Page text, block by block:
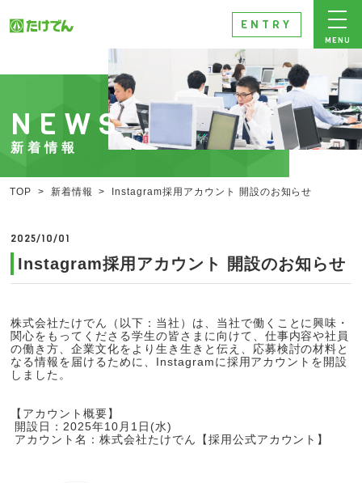
ENTRY
MENU
NEWS
新着情報
TOP > 新着情報 > Instagram採用アカウント 開設のお知らせ
2025/10/01
Instagram採用アカウント 開設のお知らせ
株式会社たけでん（以下：当社）は、当社で働くことに興味・
関心をもってくださる学生の皆さまに向けて、仕事内容や社員
の働き方、企業文化をより生き生きと伝え、応募検討の材料と
なる情報を届けるために、Instagramに採用アカウントを開設
しました。
【アカウント概要】
開設日：2025年10月1日(水)
アカウント名：株式会社たけでん【採用公式アカウント】